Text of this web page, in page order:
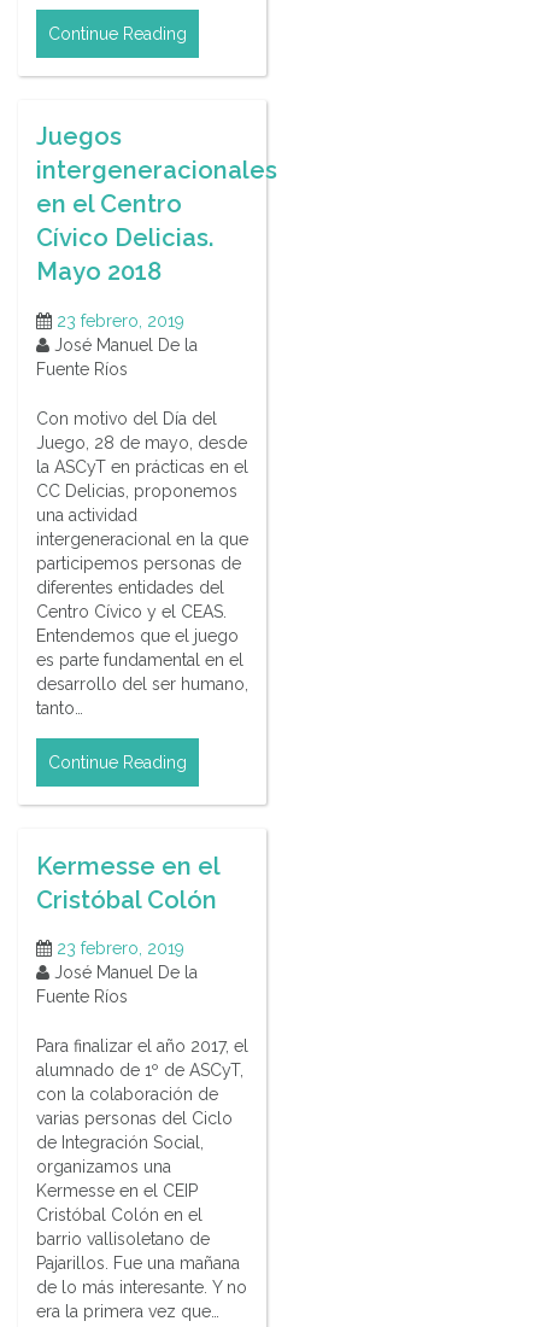
Continue Reading
Juegos
intergeneracionales
en el Centro
Cívico Delicias.
Mayo 2018
23 febrero, 2019
José Manuel De la
Fuente Ríos
Con motivo del Día del
Juego, 28 de mayo, desde
la ASCyT en prácticas en el
CC Delicias, proponemos
una actividad
intergeneracional en la que
participemos personas de
diferentes entidades del
Centro Cívico y el CEAS.
Entendemos que el juego
es parte fundamental en el
desarrollo del ser humano,
tanto…
Continue Reading
Kermesse en el
Cristóbal Colón
23 febrero, 2019
José Manuel De la
Fuente Ríos
Para finalizar el año 2017, el
alumnado de 1º de ASCyT,
con la colaboración de
varias personas del Ciclo
de Integración Social,
organizamos una
Kermesse en el CEIP
Cristóbal Colón en el
barrio vallisoletano de
Pajarillos. Fue una mañana
de lo más interesante. Y no
era la primera vez que…